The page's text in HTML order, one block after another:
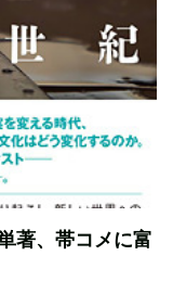
著、帯コメに富